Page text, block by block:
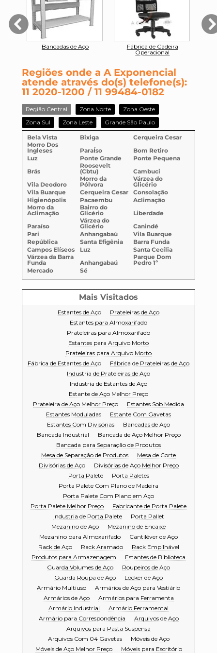
Bancadas de Aço
Fábrica de Cadeira
Operacional
Regiões onde a A Exponencial
atende através do(s) telefone(s):
11 2020-1200 / 11 99484-0182
Região Central Zona Norte
Zona Oeste
Zona Sul
Zona Leste Grande São Paulo
Bela Vista Bixiga
Cerqueira Cesar
Morro Dos
Ingleses
ParaÍso
Bom Retiro
Luz
Ponte Grande
Ponte Pequena
Brás
Roosevelt
(Cbtu)
Cambuci
Vila Deodoro
Morro da
Pólvora
Várzea do
Glicério
Vila Buarque
Cerqueira Cesar
Consolação
Higienópolis
Pacaembu
Aclimação
Morro da
Aclimação
Bairro do
Glicério
Liberdade
Paraíso
Várzea do
Glicério
Canindé
Pari
Anhangabaú
Vila Buarque
República
Santa Efigênia
Barra Funda
Campos Elíseos
Luz
Santa Cecília
Várzea da Barra
Funda
Anhangabaú
Parque Dom
Pedro 1º
Mercado
Sé
Mais Visitados
Estantes de Aço
Prateleiras de Aço
Estantes para Almoxarifado
Prateleiras para Almoxarifado
Estantes para Arquivo Morto
Prateleiras para Arquivo Morto
Fábrica de Estantes de Aço
Fábrica de Prateleiras de Aço
Industria de Prateleiras de Aço
Industria de Estantes de Aço
Estante de Aço Melhor Preço
Prateleira de Aço Melhor Preço
Estantes Sob Medida
Estantes Moduladas
Estante Com Gavetas
Estantes Com Divisórias
Bancadas de Aço
Bancada Industrial
Bancada de Aço Melhor Preço
Bancada para Separação de Produtos
Mesa de Separação de Produtos
Mesa de Corte
Divisórias de Aço
Divisórias de Aço Melhor Preço
Porta Palete
Porta Paletes
Porta Palete Com Plano de Madeira
Porta Palete Com Plano em Aço
Porta Palete Melhor Preço
Fabricante de Porta Palete
Industria de Porta Palete
Porta Pallet
Mezanino de Aço
Mezanino de Encaixe
Mezanino para Almoxarifado
Cantiléver de Aço
Rack de Aço
Rack Aramado
Rack Empilhável
Produtos para Armazenagem
Estantes de Biblioteca
Guarda Volumes de Aço
Roupeiros de Aço
Guarda Roupa de Aço
Locker de Aço
Armário Multiuso
Armários de Aço para Vestiário
Armários de Aço
Armários para Ferramenta
Armário Industrial
Armário Ferramental
Armário para Correspondência
Arquivos de Aço
Arquivos para Pasta Suspensa
Arquivos Com 04 Gavetas
Móveis de Aço
Móveis de Aço Melhor Preço
Móveis para Escritório